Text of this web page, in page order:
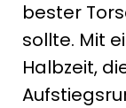
bester
sollte. Mit
Halbzeit,